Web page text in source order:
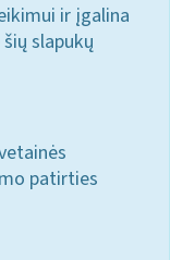
ir įgalina
slapukų
patirties